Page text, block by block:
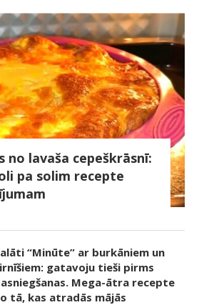
no lavaša cepeškrāsnī:
pa solim recepte
“Minūte” ar burkāniem un
gatavoju tieši pirms
Mega-ātra recepte
tā, kas atradās mājās